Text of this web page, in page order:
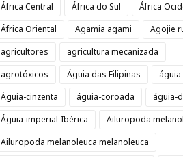
África Central
África do Sul
África
África Oriental
Agamia agami
Agojie
agricultores
agricultura mecanizada
agrotóxicos
Águia das Filipinas
Águia-cinzenta
águia-coroada
águia-
Águia-imperial-Ibérica
Ailuropoda
Ailuropoda melanoleuca melanoleuca